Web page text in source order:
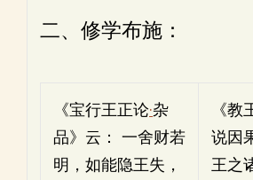
二、修学布施：
《宝行王正论·杂
品》云： 一舍财若
明，如能隐王失，
《教
说因
王之